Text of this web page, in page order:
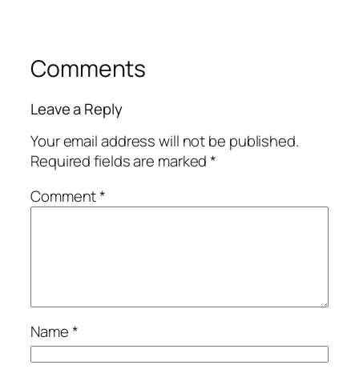
Comments
Leave a Reply
Your email address will not be published.
Required fields are marked*
Comment*
Name*